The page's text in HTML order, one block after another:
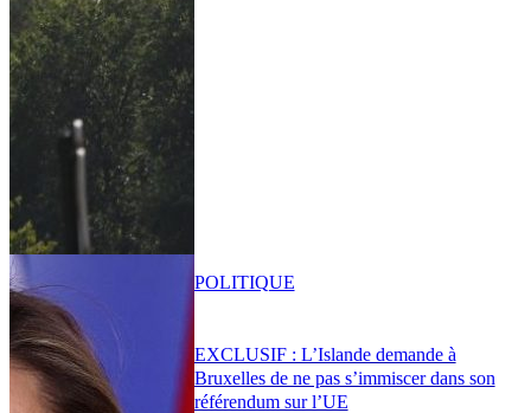
EXCLUSIF : L’Islande demande à
Bruxelles de ne pas s’immiscer dans son
référendum sur l’UE
POLITIQUE